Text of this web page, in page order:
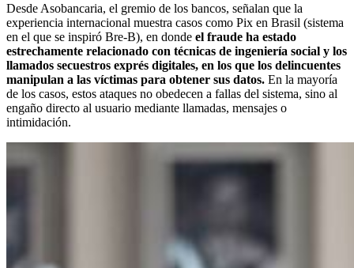
Desde Asobancaria, el gremio de los bancos, señalan que la
experiencia internacional muestra casos como Pix en Brasil (sistema
en el que se inspiró Bre-B), en donde el fraude ha estado
estrechamente relacionado con técnicas de ingeniería social y los
llamados secuestros exprés digitales, en los que los delincuentes
manipulan a las víctimas para obtener sus datos. En la mayoría
de los casos, estos ataques no obedecen a fallas del sistema, sino al
engaño directo al usuario mediante llamadas, mensajes o
intimidación.